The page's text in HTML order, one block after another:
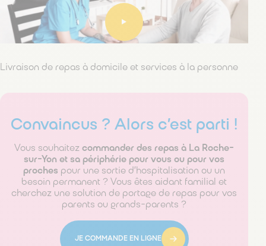
Livraison de repas à domicile et services à la personne
Convaincus ? Alors c’est parti !
Vous souhaitez commander des repas à La Roche-
sur-Yon et sa périphérie pour vous ou pour vos
proches pour une sortie d’hospitalisation ou un
besoin permanent ? Vous êtes aidant familial et
cherchez une solution de portage de repas pour vos
parents ou grands-parents ?
JE COMMANDE EN LIGNE